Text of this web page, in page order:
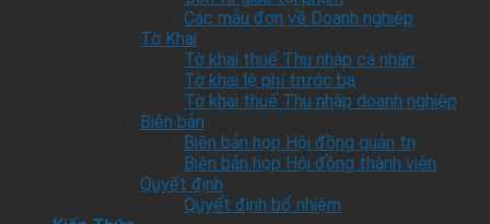
Các mẫu đơn về Doanh nghiệp
Tờ Khai
Tờ khai thuế Thu nhập cá nhân
Tờ khai lệ phí trước bạ
Tờ khai thuế Thu nhập doanh nghiệp
Biên bản
Biên bản họp Hội đồng quản trị
Biên bản họp Hội đồng thành viên
Quyết định
Quyết định bổ nhiệm